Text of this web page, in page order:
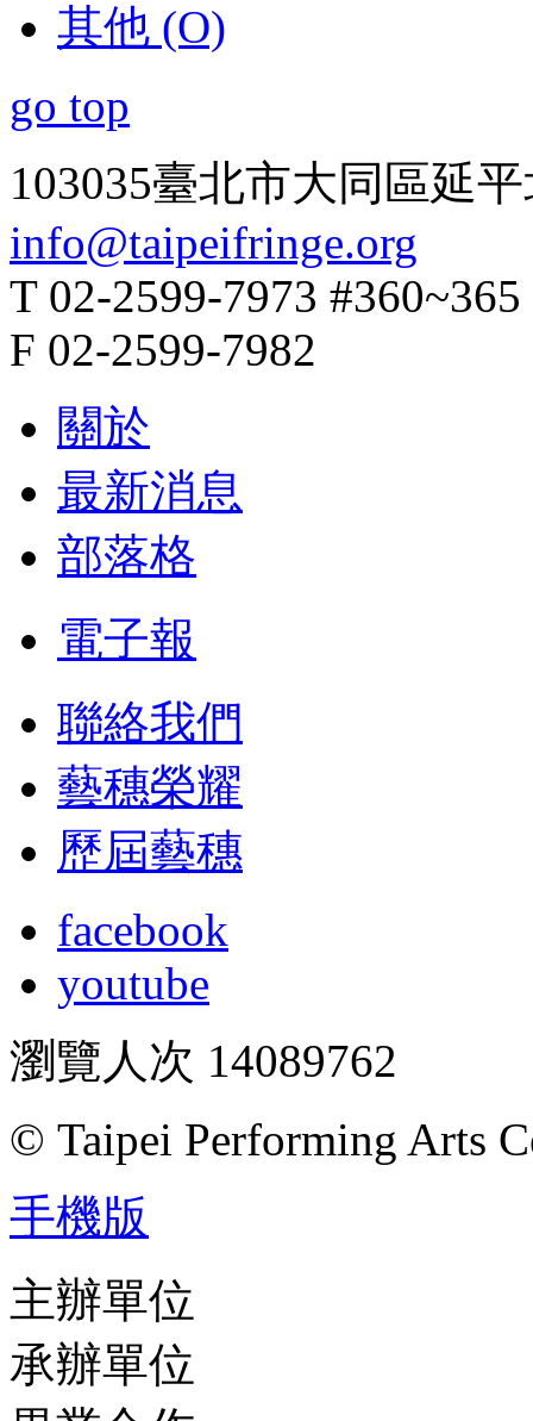
其他 (O)
go top
103035臺北市大同區延
info@taipeifringe.org
T 02-2599-7973 #360~365
F 02-2599-7982
關於
最新消息
部落格
電子報
聯絡我們
藝穗榮耀
歷屆藝穗
facebook
youtube
瀏覽人次 14089762
© Taipei Performing Arts
手機版
主辦單位
承辦單位